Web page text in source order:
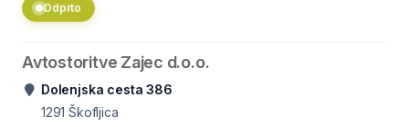
Odprto
Avtostoritve Zajec d.o.o.
Dolenjska cesta 386
1291 Škofljica